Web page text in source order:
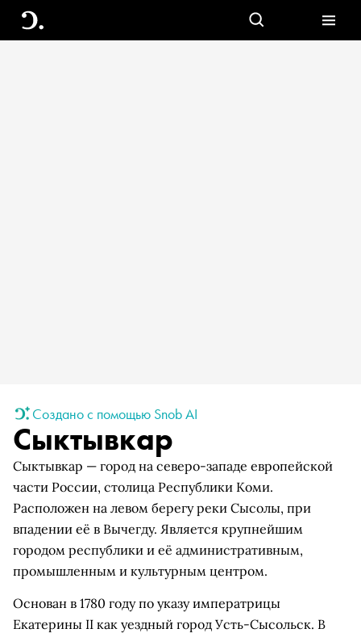
Создано с помощью Snob AI
Сыктывкар
Сыктывкар — город на северо-западе европейской
части России, столица Республики Коми.
Расположен на левом берегу реки Сысолы, при
впадении её в Вычегду. Является крупнейшим
городом республики и её административным,
промышленным и культурным центром.
Основан в 1780 году по указу императрицы
Екатерины II как уездный город Усть-Сысольск. В